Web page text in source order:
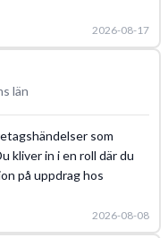
2026-08-17
län
som
kliver in i en roll där du
på uppdrag hos
2026-08-08